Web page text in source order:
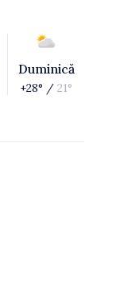
Duminică
+28° / 21°